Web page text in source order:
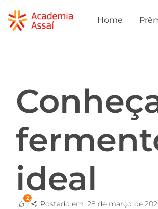
Home
ideal
2
Postado em: 28 de março de